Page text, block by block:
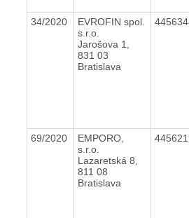
34/2020
EVROFIN spol.
s.r.o.
Jarošova 1,
831 03
Bratislava
69/2020
EMPORO,
s.r.o.
Lazaretská 8,
811 08
Bratislava